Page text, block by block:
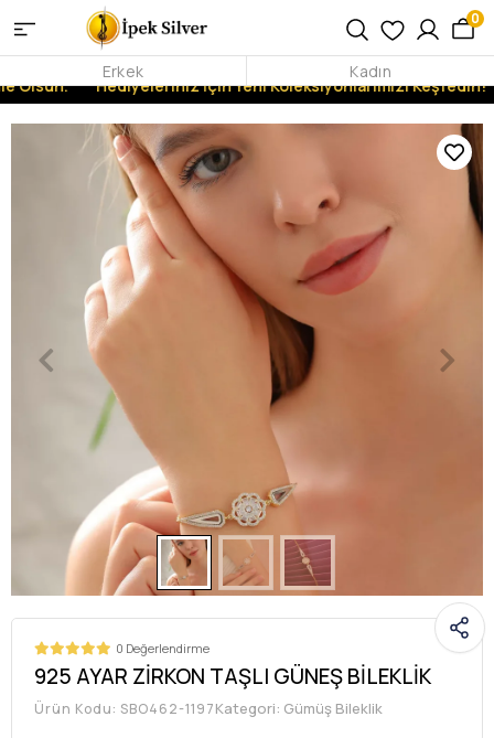
Hediyeleriniz İçin Yeni Koleksiyonlarımızı Keşfedin!
0
Erkek Kadın
0 Değerlendirme
925 AYAR ZİRKON TAŞLI GÜNEŞ BİLEKLİK
Ürün Kodu: SBO462-1197Kategori: Gümüş Bileklik